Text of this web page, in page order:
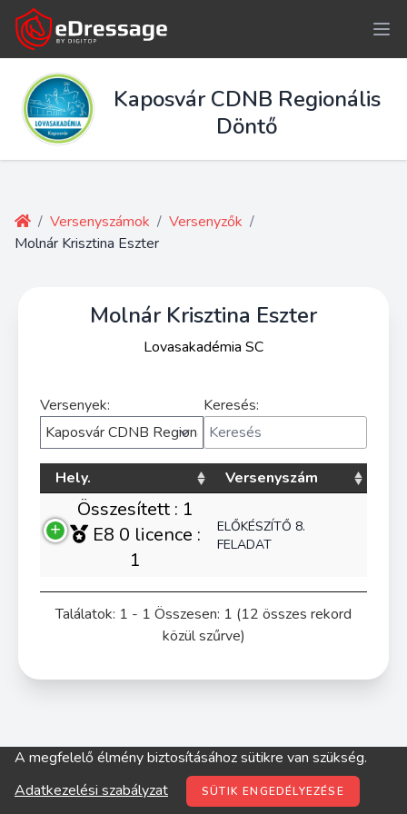
Kaposvár CDNB Regionális
Döntő
/ Versenyszámok / Versenyzők /
Molnár Krisztina Eszter
Molnár Krisztina Eszter
Lovasakadémia SC
Versenyek: Keresés:
Hely. Versenyszám
Összesített : 1
E8 0 licence :
1
ELŐKÉSZÍTŐ 8.
FELADAT
Találatok: 1 - 1 Összesen: 1 (12 összes rekord
közül szűrve)
© digitop.hu 2022 |Adatkezelési szabályzat
A megfelelő élmény biztosításához sütikre van szükség.
Adatkezelési szabályzat
SÜTIK ENGEDÉLYEZÉSE